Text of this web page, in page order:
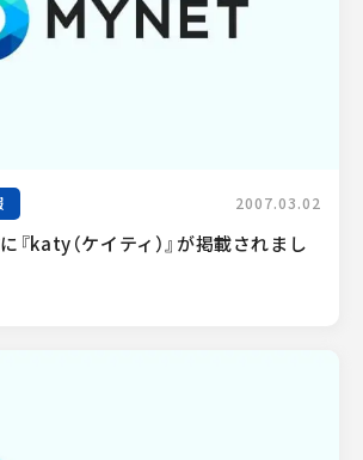
2007.03.02
『katy（ケイティ）』が掲載されまし